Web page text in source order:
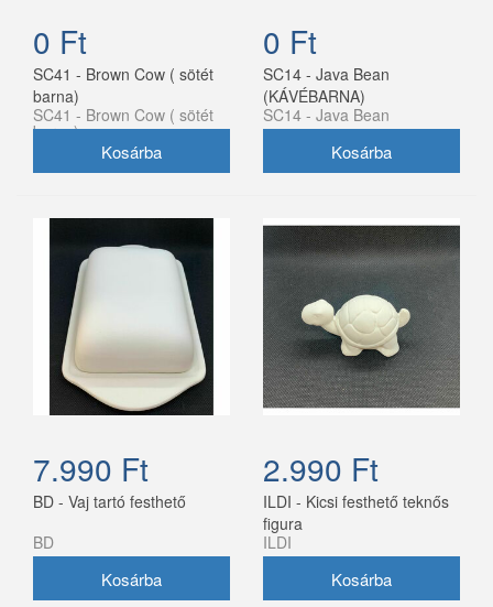
0 Ft
SC41 - Brown Cow ( sötét
barna)
SC41 - Brown Cow ( sötét
barna)
0 Ft
SC14 - Java Bean
(KÁVÉBARNA)
SC14 - Java Bean
7.990 Ft
BD - Vaj tartó festhető
BD
2.990 Ft
ILDI - Kicsi festhető teknős
figura
ILDI